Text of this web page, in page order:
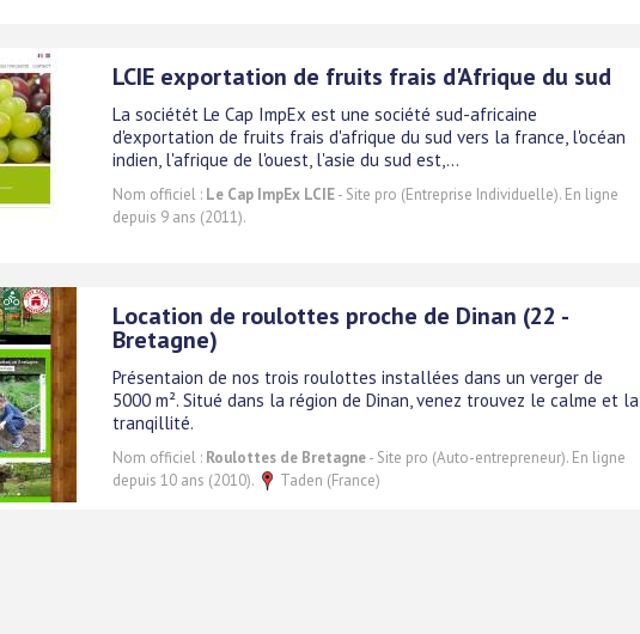
LCIE exportation de fruits frais d'Afrique du sud
La sociétét Le Cap ImpEx est une société sud-africaine
d'exportation de fruits frais d'afrique du sud vers la france, l'océan
indien, l'afrique de l'ouest, l'asie du sud est,...
Nom officiel : Le Cap ImpEx LCIE- Site pro (Entreprise Individuelle). En ligne
depuis 9 ans (2011).
Location de roulottes proche de Dinan (22 -
Bretagne)
Présentaion de nos trois roulottes installées dans un verger de
5000 m². Situé dans la région de Dinan, venez trouvez le calme et la
tranqillité.
Nom officiel : Roulottes de Bretagne- Site pro (Auto-entrepreneur). En ligne
depuis 10 ans (2010).
Taden (France)